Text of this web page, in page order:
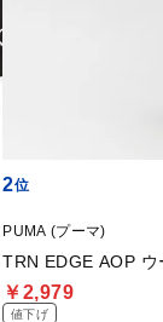
2
PUMA (プーマ)
TRN EDGE AOP
￥2,979
値下げ